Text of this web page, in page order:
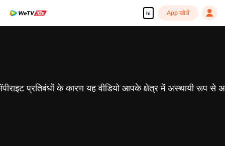
hi App खोलें
प्रतिबंधों के कारण यह वीडियो आपके क्षेत्र में अस्थायी रूप से